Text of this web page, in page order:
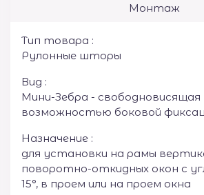
Монтаж
Тип товара :
Рулонные шторы
Вид :
Мини-Зебра - свободновисящая
возможностью боковой
Назначение :
для установки на рамы
поворотно-откидных окон с
15°, в проем или на проем окна